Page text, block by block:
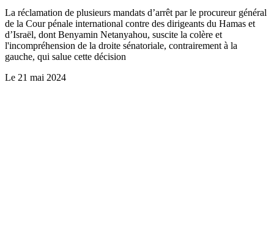
La réclamation de plusieurs mandats d’arrêt par le procureur général
de la Cour pénale international contre des dirigeants du Hamas et
d’Israël, dont Benyamin Netanyahou, suscite la colère et
l'incompréhension de la droite sénatoriale, contrairement à la
gauche, qui salue cette décision
Le 21 mai 2024